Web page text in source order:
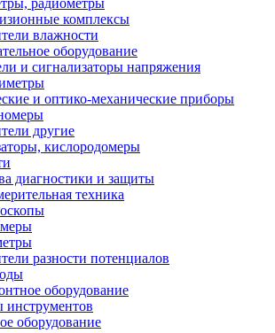
радиометры
комплексы
влажности
оборудование
и сигнализаторы напряжения
и оптико-механические приборы
другие
кислородомеры
диагностики и защиты
техника
разности потенциалов
оборудование
инструментов
оборудование